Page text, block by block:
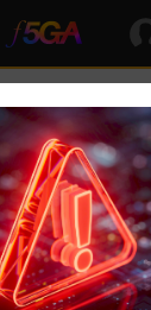
頻17 系列立
即預訂
|
進一步了解
17